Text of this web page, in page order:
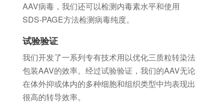
AAV病毒，我们还可以检测内毒素水平和使用
SDS-PAGE方法检测病毒纯度。
试验验证
我们开发了一系列专有技术用以优化三质粒转染法
包装AAV的效率。经过试验验证，我们的AAV无论
在体外抑或体内的多种细胞和组织类型中均表现出
很高的转导效率。